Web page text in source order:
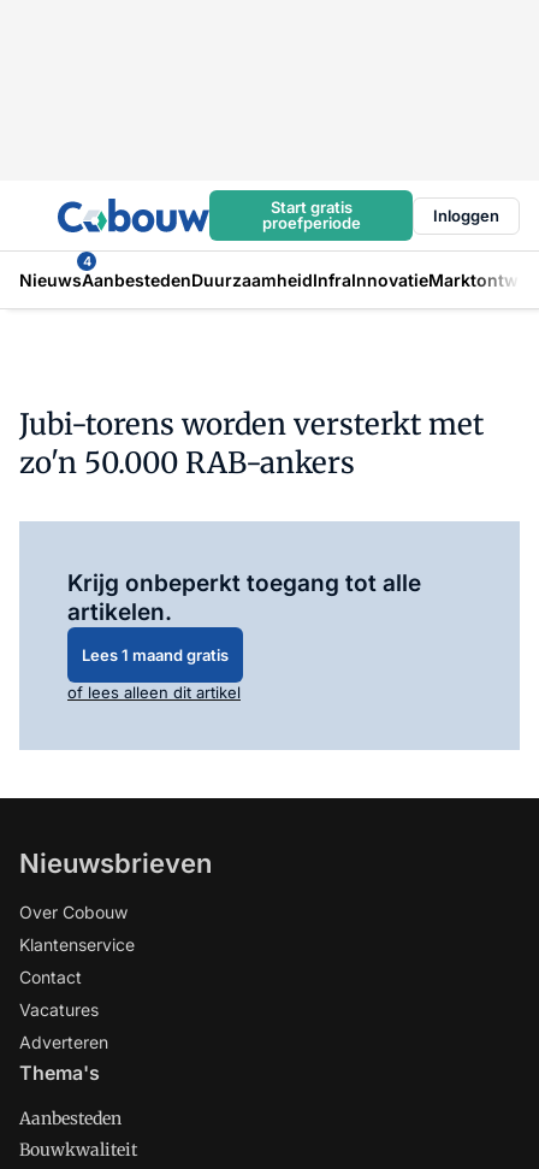
Start gratis
proefperiode
Inloggen
Nieuws
4
AanbestedenDuurzaamheidInfraInnovatie
Jubi-torens worden versterkt met
zo'n 50.000 RAB-ankers
Krijg onbeperkt toegang tot alle
artikelen.
Lees 1 maand gratis
of lees alleen dit artikel
Nieuwsbrieven
Over Cobouw
Klantenservice
Contact
Vacatures
Adverteren
Thema's
Aanbesteden
Bouwkwaliteit